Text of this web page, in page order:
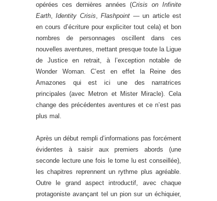
opérées ces dernières années (Crisis on Infinite
Earth,Identity Crisis,Flashpoint — un article est
en cours d’écriture pour expliciter tout cela) et bon
nombres de personnages oscillent dans ces
nouvelles aventures, mettant presque toute la Ligue
de Justice en retrait, à l’exception notable de
Wonder Woman. C’est en effet la Reine des
Amazones qui est ici une des narratrices
principales (avec Metron et Mister Miracle). Cela
change des précédentes aventures et ce n’est pas
plus mal.
Après un début rempli d’informations pas forcément
évidentes à saisir aux premiers abords (une
seconde lecture une fois le tome lu est conseillée),
les chapitres reprennent un rythme plus agréable.
Outre le grand aspect introductif, avec chaque
protagoniste avançant tel un pion sur un échiquier,